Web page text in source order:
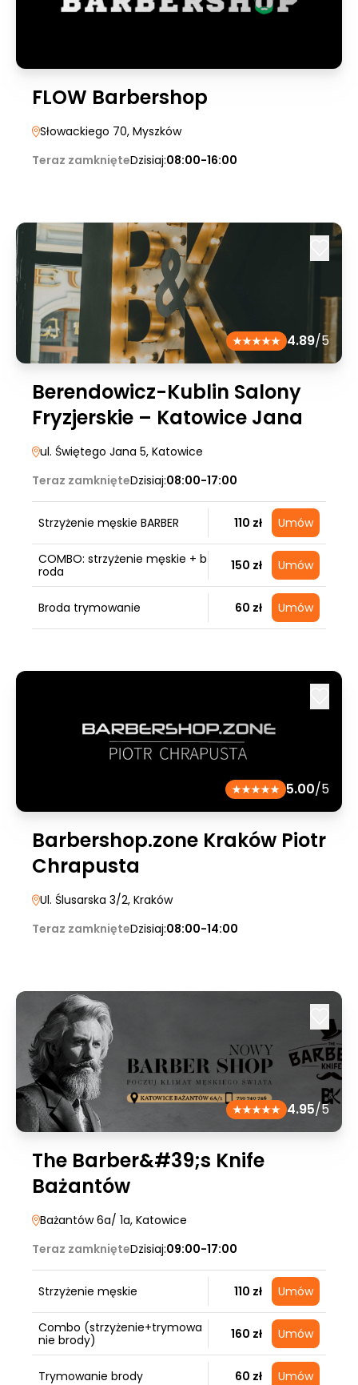
FLOW Barbershop
Słowackiego 70, Myszków
Teraz zamknięteDzisiaj:08:00-16:00
4.89/5
Berendowicz-Kublin Salony
Fryzjerskie – Katowice Jana
ul. Świętego Jana 5, Katowice
Teraz zamknięteDzisiaj:08:00-17:00
Strzyżenie męskie BARBER 110 zł Umów
COMBO: strzyżenie męskie + b
roda
150 zł Umów
Broda trymowanie 60 zł Umów
5.00/5
Barbershop.zone Kraków Piotr
Chrapusta
Ul. Ślusarska 3/2, Kraków
Teraz zamknięteDzisiaj:08:00-14:00
4.95/5
The Barber&#39;s Knife
Bażantów
Bażantów 6a/ 1a, Katowice
Teraz zamknięteDzisiaj:09:00-17:00
Strzyżenie męskie 110 zł Umów
Combo (strzyżenie+trymowa
nie brody)
160 zł Umów
Trymowanie brody 60 zł Umów